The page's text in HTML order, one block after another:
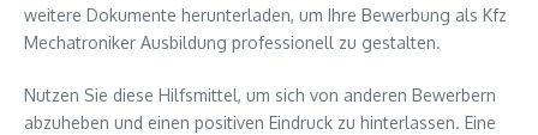
weitere Dokumente herunterladen, um Ihre Bewerbung als Kfz
Mechatroniker Ausbildung professionell zu gestalten.
Nutzen Sie diese Hilfsmittel, um sich von anderen Bewerbern
abzuheben und einen positiven Eindruck zu hinterlassen. Eine